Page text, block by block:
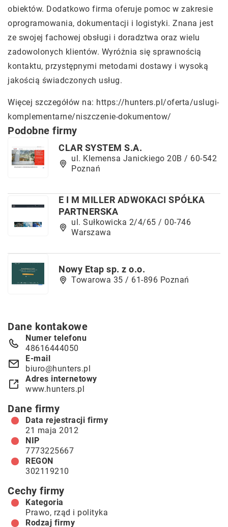
obiektów. Dodatkowo firma oferuje pomoc w zakresie
oprogramowania, dokumentacji i logistyki. Znana jest
ze swojej fachowej obsługi i doradztwa oraz wielu
zadowolonych klientów. Wyróżnia się sprawnością
kontaktu, przystępnymi metodami dostawy i wysoką
jakością świadczonych usług.
Więcej szczegółów na: https://hunters.pl/oferta/uslugi-
komplementarne/niszczenie-dokumentow/
Podobne firmy
CLAR SYSTEM S.A.
ul. Klemensa Janickiego 20B / 60-542
Poznań
E I M MILLER ADWOKACI SPÓŁKA
PARTNERSKA
ul. Sułkowicka 2/4/65 / 00-746
Warszawa
Nowy Etap sp. z o.o.
Towarowa 35 / 61-896 Poznań
Dane kontakowe
Numer telefonu
48616444050
E-mail
biuro@hunters.pl
Adres internetowy
www.hunters.pl
Dane firmy
Data rejestracji firmy
21 maja 2012
NIP
7773225667
REGON
302119210
Cechy firmy
Kategoria
Prawo, rząd i polityka
Rodzaj firmy